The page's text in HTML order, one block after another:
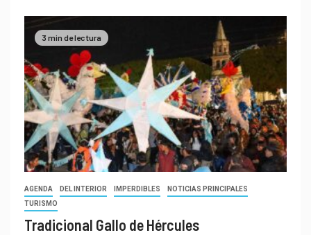
3 min de lectura
AGENDA DEL INTERIOR IMPERDIBLES
NOTICIAS PRINCIPALES
TURISMO
Tradicional Gallo de Hércules